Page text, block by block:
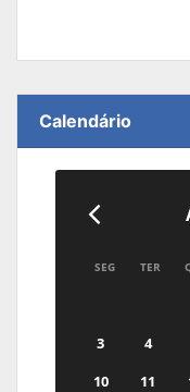
Calendário
SEG TER
3
4
10
11